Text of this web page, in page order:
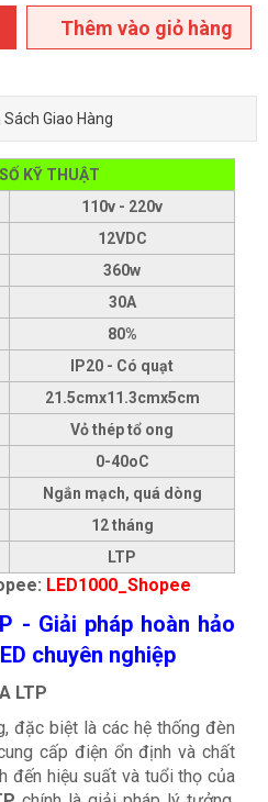
Thêm vào giỏ hàng
Sách Giao Hàng
KỸ THUẬT
110v - 220v
12VDC
360w
30A
80%
IP20 - Có quạt
21.5cmx11.3cmx5cm
Vỏ thép tổ ong
0-40oC
Ngắn mạch, quá dòng
12 tháng
LTP
LED1000_Shopee
- Giải pháp hoàn hảo
chuyên nghiệp
LTP
đặc biệt là các hệ thống đèn
cấp điện ổn định và chất
đến hiệu suất và tuổi thọ của